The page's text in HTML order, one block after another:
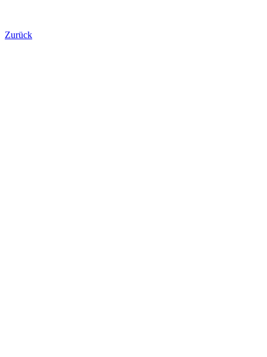
Zurück